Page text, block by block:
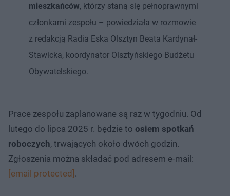
mieszkańców, którzy staną się pełnoprawnymi
członkami zespołu – powiedziała w rozmowie
z redakcją Radia Eska Olsztyn Beata Kardynał-
Stawicka, koordynator Olsztyńskiego Budżetu
Obywatelskiego.
Prace zespołu zaplanowane są raz w tygodniu. Od
lutego do lipca 2025 r. będzie to osiem spotkań
roboczych, trwających około dwóch godzin.
Zgłoszenia można składać pod adresem e-mail:
[email protected] .